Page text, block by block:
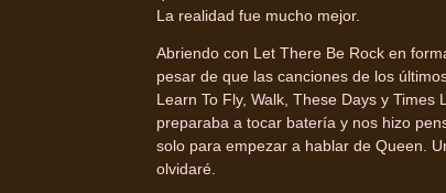
La realidad fue mucho mejor.
Abriendo con Let There Be Rock en
pesar de que las canciones de los
Learn To Fly, Walk, These Days y
preparaba a tocar batería y nos hizo
solo para empezar a hablar de Queen.
olvidaré.